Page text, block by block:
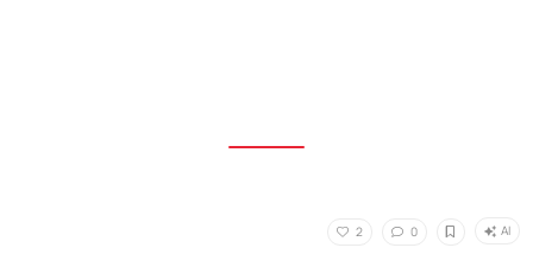
2 0 AI